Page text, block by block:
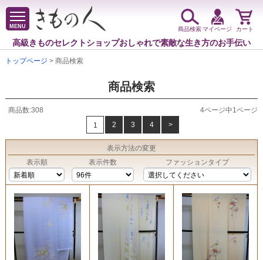
MENU
高級きものセレクトショップおしゃれで素敵な生き方のお手伝い
商品検索マイページ カート
トップページ > 商品検索
商品検索
商品数:308
4ページ中1ページ
1
2 3 4 >
表示方法の変更
表示順
表示件数 ファッションタイプ